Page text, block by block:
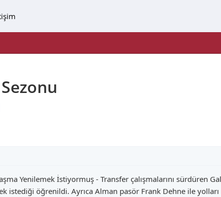
Yenilemek İstiyormuş - Transfer çalışmalarını sürdüren
istediği öğrenildi. Ayrıca Alman pasör Frank Dehne ile yolları